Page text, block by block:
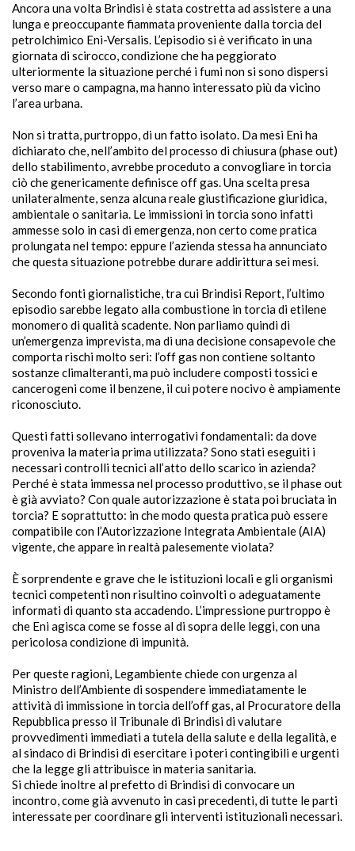
Ancora una volta Brindisi è stata costretta ad assistere a una
lunga e preoccupante fiammata proveniente dalla torcia del
petrolchimico Eni-Versalis. L’episodio si è verificato in una
giornata di scirocco, condizione che ha peggiorato
ulteriormente la situazione perché i fumi non si sono dispersi
verso mare o campagna, ma hanno interessato più da vicino
l’area urbana.
Non si tratta, purtroppo, di un fatto isolato. Da mesi Eni ha
dichiarato che, nell’ambito del processo di chiusura (phase out)
dello stabilimento, avrebbe proceduto a convogliare in torcia
ciò che genericamente definisce off gas. Una scelta presa
unilateralmente, senza alcuna reale giustificazione giuridica,
ambientale o sanitaria. Le immissioni in torcia sono infatti
ammesse solo in casi di emergenza, non certo come pratica
prolungata nel tempo: eppure l’azienda stessa ha annunciato
che questa situazione potrebbe durare addirittura sei mesi.
Secondo fonti giornalistiche, tra cui Brindisi Report, l’ultimo
episodio sarebbe legato alla combustione in torcia di etilene
monomero di qualità scadente. Non parliamo quindi di
un’emergenza imprevista, ma di una decisione consapevole che
comporta rischi molto seri: l’off gas non contiene soltanto
sostanze climalteranti, ma può includere composti tossici e
cancerogeni come il benzene, il cui potere nocivo è ampiamente
riconosciuto.
Questi fatti sollevano interrogativi fondamentali: da dove
proveniva la materia prima utilizzata? Sono stati eseguiti i
necessari controlli tecnici all’atto dello scarico in azienda?
Perché è stata immessa nel processo produttivo, se il phase out
è già avviato? Con quale autorizzazione è stata poi bruciata in
torcia? E soprattutto: in che modo questa pratica può essere
compatibile con l’Autorizzazione Integrata Ambientale (AIA)
vigente, che appare in realtà palesemente violata?
È sorprendente e grave che le istituzioni locali e gli organismi
tecnici competenti non risultino coinvolti o adeguatamente
informati di quanto sta accadendo. L’impressione purtroppo è
che Eni agisca come se fosse al di sopra delle leggi, con una
pericolosa condizione di impunità.
Per queste ragioni, Legambiente chiede con urgenza al
Ministro dell’Ambiente di sospendere immediatamente le
attività di immissione in torcia dell’off gas, al Procuratore della
Repubblica presso il Tribunale di Brindisi di valutare
provvedimenti immediati a tutela della salute e della legalità, e
al sindaco di Brindisi di esercitare i poteri contingibili e urgenti
che la legge gli attribuisce in materia sanitaria.
Si chiede inoltre al prefetto di Brindisi di convocare un
incontro, come già avvenuto in casi precedenti, di tutte le parti
interessate per coordinare gli interventi istituzionali necessari.